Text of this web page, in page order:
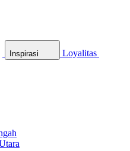
Inspirasi
Loyalitas